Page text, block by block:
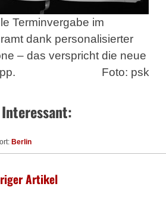
Terminvergabe im
dank personalisierter
– das verspricht die neue
Foto: psk
Berlin
Artikel